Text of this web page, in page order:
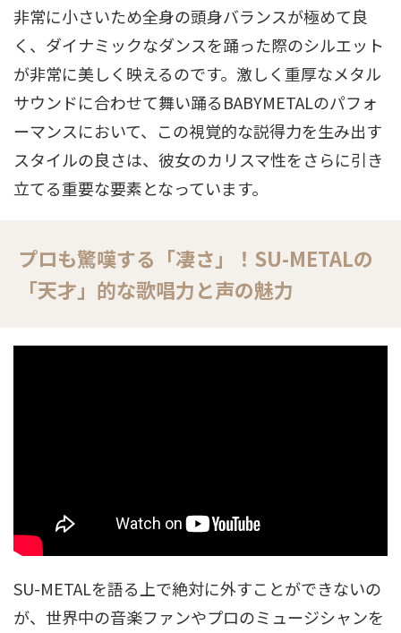
非常に小さいため全身の頭身バランスが極めて良
く、ダイナミックなダンスを踊った際のシルエット
が非常に美しく映えるのです。激しく重厚なメタル
サウンドに合わせて舞い踊るBABYMETALのパフォ
ーマンスにおいて、この視覚的な説得力を生み出す
スタイルの良さは、彼女のカリスマ性をさらに引き
立てる重要な要素となっています。
プロも驚嘆する「凄さ」！SU-METALの
「天才」的な歌唱力と声の魅力
SU-METALを語る上で絶対に外すことができないの
が、世界中の音楽ファンやプロのミュージシャンを